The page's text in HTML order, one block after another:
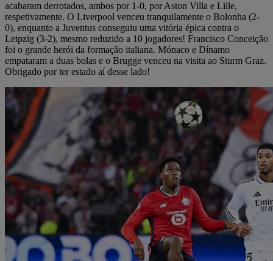
acabaram derrotados, ambos por 1-0, por Aston Villa e Lille,
respetivamente. O Liverpool venceu tranquilamente o Bolonha (2-
0), enquanto a Juventus conseguiu uma vitória épica contra o
Leipzig (3-2), mesmo reduzido a 10 jogadores! Francisco Conceição
foi o grande herói da formação italiana. Mónaco e Dínamo
empataram a duas bolas e o Brugge venceu na visita ao Sturm Graz.
Obrigado por ter estado aí desse lado!